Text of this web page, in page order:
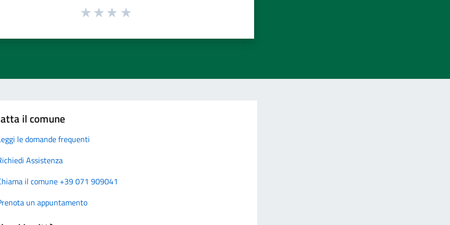
il comune
le domande frequenti
Assistenza
il comune +39 071 909041
un appuntamento